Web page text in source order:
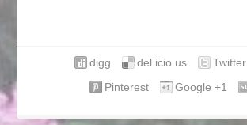
Twitter
del.icio.us
digg
Google +1
Pinterest